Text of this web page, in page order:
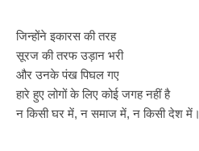
जिन्होंने इकारस की तरह
सूरज की तरफ उड़ान भरी
और उनके पंख पिघल गए
हारे हुए लोगों के लिए कोई जगह नहीं है
न किसी घर में, न समाज में, न किसी देश में।